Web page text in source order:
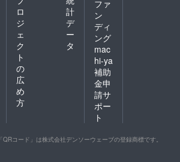
ロ
ジ
ェ
ク
ト
の
広
め
方
計
デ
ー
タ
ファ
ン
ディ
ング
mac
hi-ya
補助
金申
請サ
ポー
ト
「QRコード」は株式会社デンソーウェーブの登録商標です。